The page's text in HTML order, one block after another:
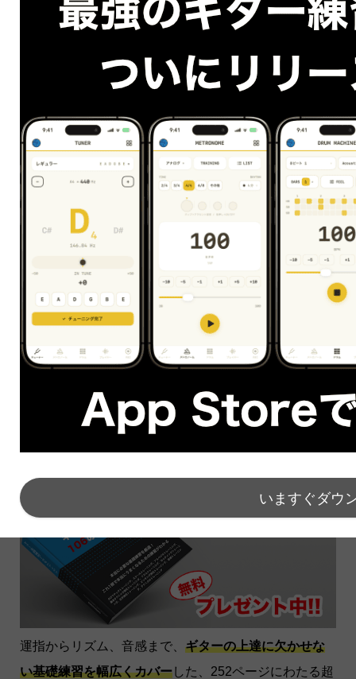
と、今日はここまで。
次回は４弦ルートの４和音のポジションと各弦の度数
を観ていきましょう、
とても簡単な内容ですがこれをマスターしていくとポ
ップスやジャズなどのバッキングに大活躍してくれま
す。
ギター弾きのための音楽理論講座トップへ
<<前の講座に戻る
運指からリズム、音感まで、 ギターの上達に欠かせな
い基礎練習を幅広くカバーした、252ページにわたる超
いますぐダウ